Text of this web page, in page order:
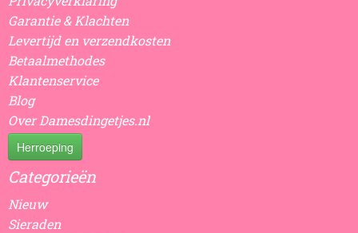
Garantie & Klachten
Levertijd en verzendkosten
Betaalmethodes
Klantenservice
Blog
Over Damesdingetjes.nl
Herroeping
Categorieën
Nieuw
Sieraden